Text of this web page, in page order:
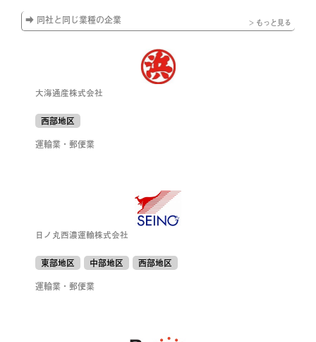
➡ 同社と同じ業種の企業 > もっと見る
大海通産株式会社
西部地区
運輸業・郵便業
日ノ丸西濃運輸株式会社
東部地区 中部地区
西部地区
運輸業・郵便業